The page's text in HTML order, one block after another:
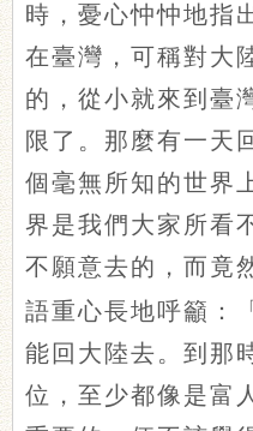
時，憂心忡忡地指
在臺灣，可稱對大
的，從小就來到臺
限了。那麼有一天
個毫無所知的世界
界是我們大家所看
不願意去的，而竟
語重心長地呼籲：
能回大陸去。到那
位，至少都像是富